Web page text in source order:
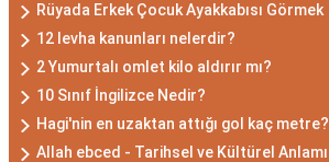
Rüyada Erkek Çocuk Ayakkabısı Görmek
12 levha kanunları nelerdir?
2 Yumurtalı omlet kilo aldırır mı?
10 Sınıf İngilizce Nedir?
Hagi'nin en uzaktan attığı gol kaç metre?
Allah ebced - Tarihsel ve Kültürel Anlamı